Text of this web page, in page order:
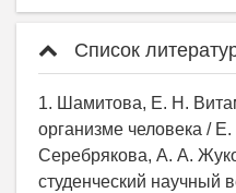
Список
1. Шамитова, Е. Н.
организме человека /
Серебрякова, А. А.
студенческий научный